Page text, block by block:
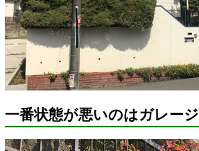
一番状態が悪いのはガレージ